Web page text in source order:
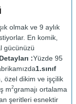
olmak ve 9 aylık
En komik,
gücünüzü
:Yüzde 95
1.sınıf
özel dikim ve işçilik
m2gramajı ortalama
şeritleri esnektir